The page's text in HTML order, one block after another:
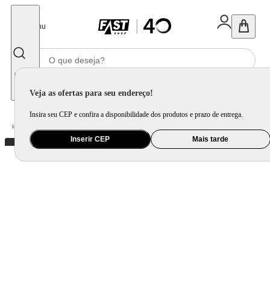
Menu
Veja as ofertas para seu endereço!
Insira seu CEP e confira a disponibilidade dos produtos e prazo de entrega.
Inserir CEP Mais tarde
Home